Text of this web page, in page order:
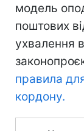
модель
поштових
ухвалення
правила
кордону.